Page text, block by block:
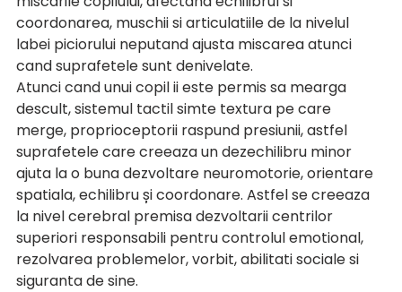
coordonarea, muschii si articulatiile de la nivelul
labei piciorului neputand ajusta miscarea atunci
cand suprafetele sunt denivelate.
Atunci cand unui copil ii este permis sa mearga
descult, sistemul tactil simte textura pe care
merge, proprioceptorii raspund presiunii, astfel
suprafetele care creeaza un dezechilibru minor
ajuta la o buna dezvoltare neuromotorie, orientare
spatiala, echilibru și coordonare. Astfel se creeaza
la nivel cerebral premisa dezvoltarii centrilor
superiori responsabili pentru controlul emotional,
rezolvarea problemelor, vorbit, abilitati sociale si
siguranta de sine.